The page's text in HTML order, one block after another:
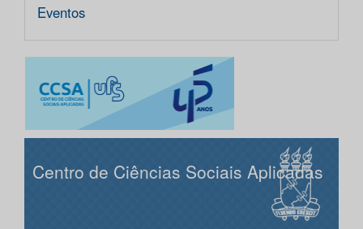
Eventos
Centro de Ciências Sociais Aplicadas